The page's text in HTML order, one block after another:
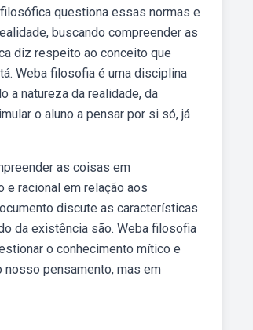
questiona essas normas e
buscando compreender as
diz respeito ao conceito que
Weba filosofia é uma disciplina
a natureza da realidade, da
o aluno a pensar por si só, já
as coisas em
e racional em relação aos
discute as características
da existência são. Weba filosofia
o conhecimento mítico e
pensamento, mas em